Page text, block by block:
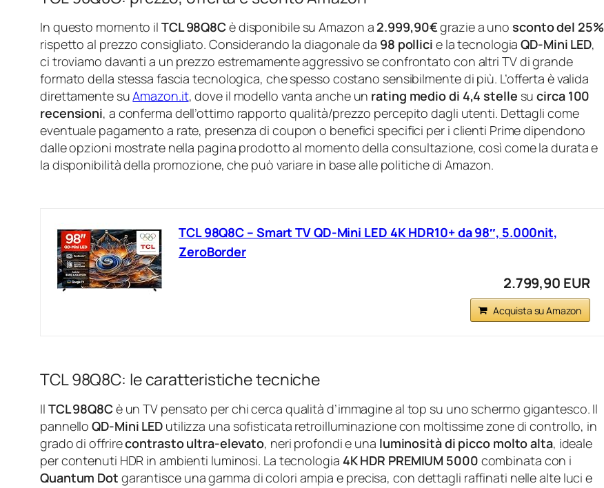
In questo momento il TCL 98Q8Cè disponibile su Amazon a 2.999,90€grazie a unosconto del 25%
rispetto al prezzo consigliato. Considerando la diagonale da 98 pollici e la tecnologiaQD‑Mini LED,
ci troviamo davanti a un prezzo estremamente aggressivo se confrontato con altri TV di grande
formato della stessa fascia tecnologica, che spesso costano sensibilmente di più. L’offerta è valida
direttamente suAmazon.it, dove il modello vanta anche un rating medio di 4,4 stelle sucirca 100
recensioni, a conferma dell’ottimo rapporto qualità/prezzo percepito dagli utenti. Dettagli come
eventuale pagamento a rate, presenza di coupon o benefici specifici per i clienti Prime dipendono
dalle opzioni mostrate nella pagina prodotto al momento della consultazione, così come la durata e
la disponibilità della promozione, che può variare in base alle politiche di Amazon.
TCL 98Q8C – Smart TV QD‑Mini LED 4K HDR10+ da 98″, 5.000nit,
ZeroBorder
2.799,90 EUR
Acquista su Amazon
TCL 98Q8C: le caratteristiche tecniche
Il TCL 98Q8Cè un TV pensato per chi cerca qualità d’immagine al top su uno schermo gigantesco. Il
pannelloQD‑Mini LED utilizza una sofisticata retroilluminazione con moltissime zone di controllo, in
grado di offrirecontrasto ultra‑elevato, neri profondi e una luminosità di picco molto alta, ideale
per contenuti HDR in ambienti luminosi. La tecnologia 4K HDR PREMIUM 5000 combinata con i
Quantum Dot garantisce una gamma di colori ampia e precisa, con dettagli raffinati nelle alte luci e